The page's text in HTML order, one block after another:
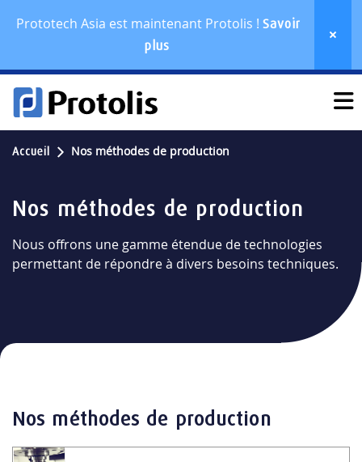
Accueil Nos méthodes de production
Nos méthodes de production
Nous offrons une gamme étendue de technologies
permettant de répondre à divers besoins techniques.
Nos méthodes de production
Prototech Asia est maintenant Protolis ! Savoir
plus